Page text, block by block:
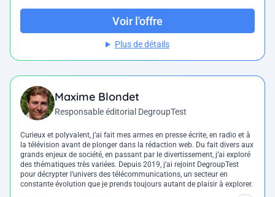
Voir l'offre
Plus de détails
Maxime Blondet
Responsable éditorial DegroupTest
Curieux et polyvalent, j’ai fait mes armes en presse écrite, en radio et à
la télévision avant de plonger dans la rédaction web. Du fait divers aux
grands enjeux de société, en passant par le divertissement, j’ai exploré
des thématiques très variées. Depuis 2019, j’ai rejoint DegroupTest
pour décrypter l’univers des télécommunications, un secteur en
constante évolution que je prends toujours autant de plaisir à explorer.